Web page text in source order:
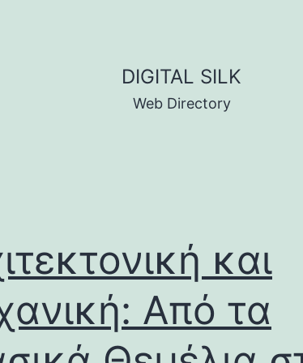
DIGITAL SILK
Web Directory
και
Από τα